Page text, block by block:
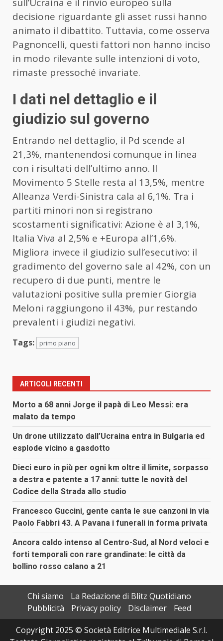
sull’Ucraina e il rinvio europeo sulla
decisione riguardante gli asset russi hanno
animato il dibattito. Tuttavia, come osserva
Pagnoncelli, questi fattori non hanno inciso
in modo rilevante sulle intenzioni di voto,
rimaste pressoché invariate.
I dati nel dettaglio e il
giudizio sul governo
Entrando nel dettaglio, il Pd scende al
21,3%, mantenendosi comunque in linea
con i risultati dell’ultimo anno. Il
Movimento 5 Stelle resta al 13,5%, mentre
Alleanza Verdi-Sinistra cala al 6,1%. Tra i
partiti minori non si registrano
scostamenti significativi: Azione è al 3,1%,
Italia Viva al 2,5% e +Europa all’1,6%.
Migliora invece il giudizio sull’esecutivo: il
gradimento del governo sale al 42%, con un
recupero di due punti, mentre le
valutazioni positive sulla premier Giorgia
Meloni raggiungono il 43%, pur restando
prevalenti i giudizi negativi.
Tags: primo piano
ARTICOLI RECENTI
Morto a 68 anni Jorge il papà di Leo Messi: era
malato da tempo
Un drone utilizzato dall’Ucraina entra in Bulgaria ed
esplode vicino a gasdotto
Dieci euro in più per ogni km oltre il limite, sorpasso
a destra e patente a 17 anni: tutte le novità del
Codice della Strada allo studio
Francesco Guccini, gente canta le sue canzoni in via
Paolo Fabbri 43. A Pavana i funerali in forma privata
Ancora caldo intenso al Centro-Sud, al Nord veloci e
forti temporali con rare grandinate: le città da
bollino rosso calano a 21
Chi siamo
La Redazione di Blitz Quotidiano
Pubblicità
Privacy policy Disclaimer
Feed
Copyright 2025 © Società Editrice Multimediale S.r.l.